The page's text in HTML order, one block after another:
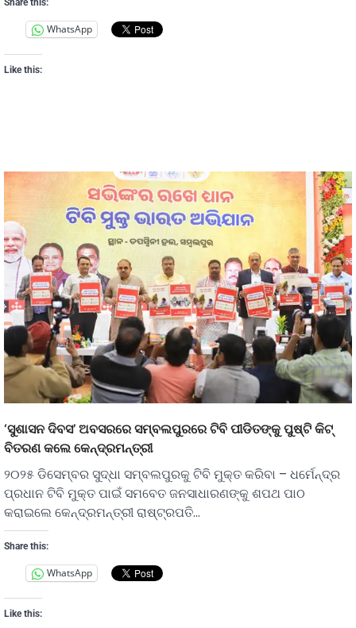
WhatsApp
Like this:
‘ସୁଶାସନ ଦିବସ’ ଅବସରରେ ସମ୍ବଲପୁରରେ ଟିବି ପୀଡିତଙ୍କୁ ପୁଷ୍ଟି କିଟ୍
ବିତରଣ କଲେ କେନ୍ଦ୍ରମନ୍ତ୍ରୀ
୨୦୨୫ ଡିସେମ୍ବର ସୁଦ୍ଧା ସମ୍ବଲପୁରକୁ ଟିବି ମୁକ୍ତ କରିବା – ଧର୍ମେନ୍ଦ୍ର
ପ୍ରଧାନ ଟିବି ମୁକ୍ତ ପାଇଁ ସମବେତ ଜନସାଧାରଣଙ୍କୁ ଶପଥ ପାଠ
କରାଇଲେ କେନ୍ଦ୍ରମନ୍ତ୍ରୀ ରାଷ୍ଟ୍ରପତି…
Share this:
WhatsApp
Like this: